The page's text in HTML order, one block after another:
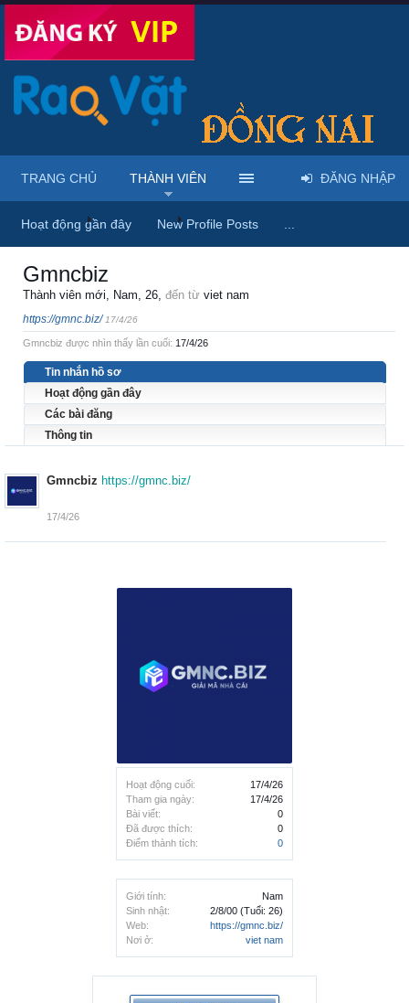
Trang chủ Thành viên Gmncbiz
Hoạt động cuối:
17/4/26
Tham gia ngày:
17/4/26
Bài viết:
0
Đã được thích:
0
Điểm thành tích:
0
Giới tính:
Nam
Sinh nhật:
2/8/00 (Tuổi: 26)
Web:
https://gmnc.biz/
Nơi ở:
viet nam
Gmncbiz
Thành viên mới, Nam, 26, đến từ viet nam
https://gmnc.biz/ 17/4/26
Gmncbiz được nhìn thấy lần cuối: 17/4/26
Tin nhắn hồ sơ
Hoạt động gần đây
Các bài đăng
Thông tin
Gmncbiz https://gmnc.biz/
17/4/26
TRANG CHỦ THÀNH VIÊN
Hoạt động gần đây New Profile Posts
ĐĂNG NHẬP